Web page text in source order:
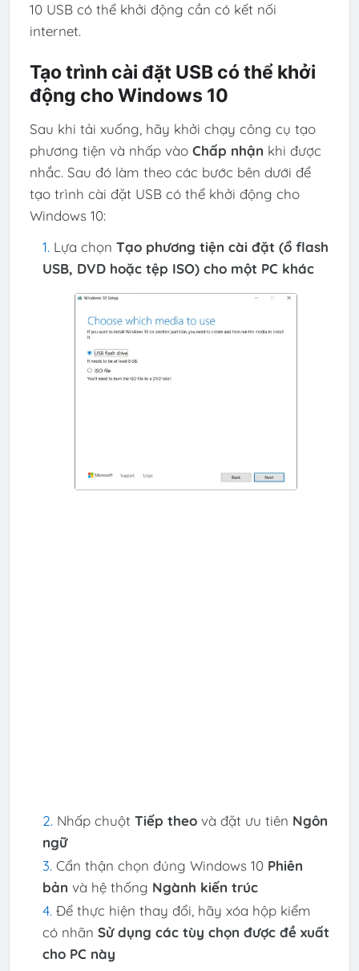
10 USB có thể khởi động cần có kết nối
internet.
Tạo trình cài đặt USB có thể khởi
động cho Windows 10
Sau khi tải xuống, hãy khởi chạy công cụ tạo
phương tiện và nhấp vào Chấp nhận khi được
nhắc. Sau đó làm theo các bước bên dưới để
tạo trình cài đặt USB có thể khởi động cho
Windows 10:
Lựa chọn Tạo phương tiện cài đặt (ổ flash
USB, DVD hoặc tệp ISO) cho một PC khác
Nhấp chuột Tiếp theovà đặt ưu tiên Ngôn
ngữ
Cẩn thận chọn đúng Windows 10 Phiên
bản và hệ thống Ngành kiến ​​​​trúc
Để thực hiện thay đổi, hãy xóa hộp kiểm
có nhãn Sử dụng các tùy chọn được đề xuất
cho PC này